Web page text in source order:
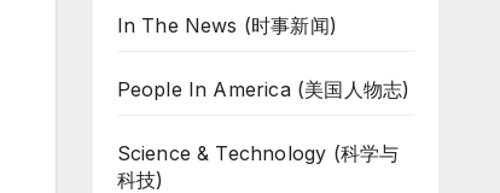
In The News (时事新闻)
People In America (美国人物志)
Science & Technology (科学与
科技)